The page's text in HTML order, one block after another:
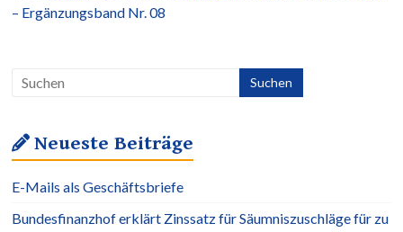
– Ergänzungsband Nr. 08
Neueste Beiträge
E-Mails als Geschäftsbriefe
Bundesfinanzhof erklärt Zinssatz für Säumniszuschläge für zu